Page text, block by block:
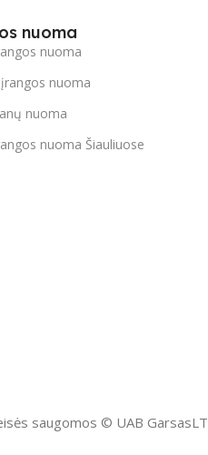
nuoma
nuoma
nuoma
nuoma
nuoma Šiauliuose
saugomos ©️ UAB GarsasLT